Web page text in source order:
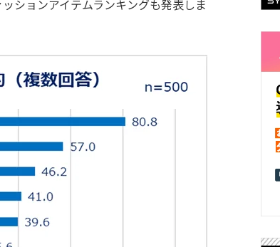
ションアイテムランキングも発表しま